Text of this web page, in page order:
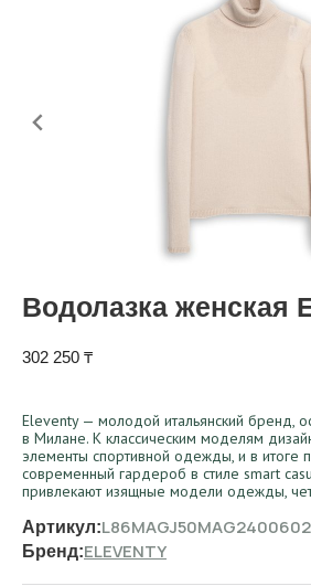
Водолазка женская
302 250 ₸
Eleventy — молодой итальянский бренд,
в Милане. К классическим моделям
элементы спортивной одежды, и в итоге
современный гардероб в стиле smart
привлекают изящные модели одежды,
Артикул:
Бренд:ELEVENTY